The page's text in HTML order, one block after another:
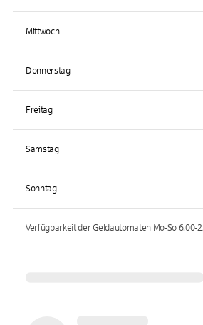
Mittwoch
Donnerstag
Freitag
Samstag
Sonntag
Verfügbarkeit der Geldautomaten Mo-So 6.00-